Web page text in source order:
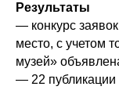
Результаты
— конкурс
место, с учетом
музей»
— 22 публикации